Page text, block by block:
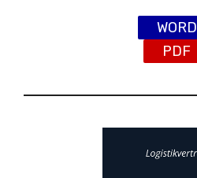
WORD
PDF